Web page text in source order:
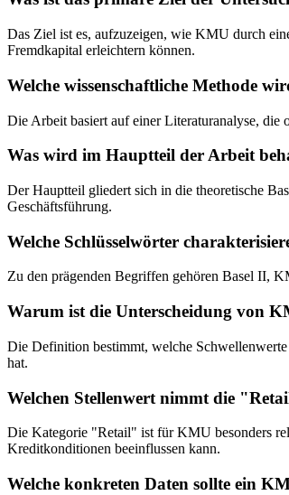
Das Ziel ist es, aufzuzeigen, wie KMU durch
Fremdkapital erleichtern können.
Welche wissenschaftliche Methode
Die Arbeit basiert auf einer Literaturanalyse,
Was wird im Hauptteil der Arbeit
Der Hauptteil gliedert sich in die theoretische
Geschäftsführung.
Welche Schlüsselwörter
Zu den prägenden Begriffen gehören Basel II,
Warum ist die Unterscheidung von
Die Definition bestimmt, welche
hat.
Welchen Stellenwert nimmt die
Die Kategorie "Retail" ist für KMU besonders
Kreditkonditionen beeinflussen kann.
Welche konkreten Daten sollte ein